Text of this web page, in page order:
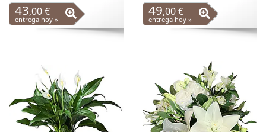
43,00 €
entrega hoy »
49,00 €
entrega hoy »